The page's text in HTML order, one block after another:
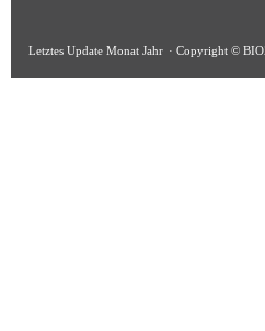
Letztes Update Monat Jahr · Copyright ©